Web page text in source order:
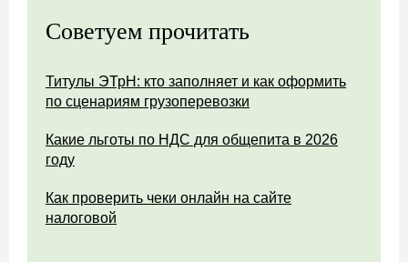
Советуем прочитать
Титулы ЭТрН: кто заполняет и как оформить
по сценариям грузоперевозки
Какие льготы по НДС для общепита в 2026
году
Как проверить чеки онлайн на сайте
налоговой